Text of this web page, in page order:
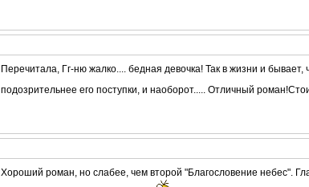
Перечитала, Гг-ню жалко.... бедная девочка! Так в жизни и бывает,
подозрительнее его поступки, и наоборот..... Отличный
Хороший роман, но слабее, чем второй "Благословение небес".